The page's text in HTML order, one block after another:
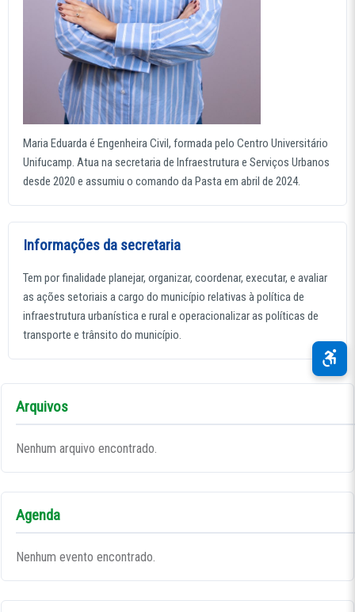
Maria Eduarda é Engenheira Civil, formada pelo Centro Universitário
Unifucamp. Atua na secretaria de Infraestrutura e Serviços Urbanos
desde 2020 e assumiu o comando da Pasta em abril de 2024.
Informações da secretaria
Tem por finalidade planejar, organizar, coordenar, executar, e avaliar
as ações setoriais a cargo do município relativas à política de
infraestrutura urbanística e rural e operacionalizar as políticas de
transporte e trânsito do município.
Arquivos
Nenhum arquivo encontrado.
Agenda
Nenhum evento encontrado.